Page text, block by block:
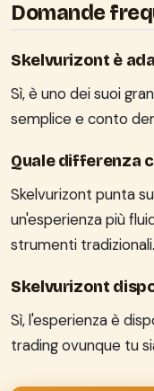
Domande
Skelvurizont è
Sì, è uno dei suoi
semplice e conto
Quale differenza
Skelvurizont punta
un'esperienza più
strumenti tradizionali.
Skelvurizont
Sì, l'esperienza è
trading ovunque tu